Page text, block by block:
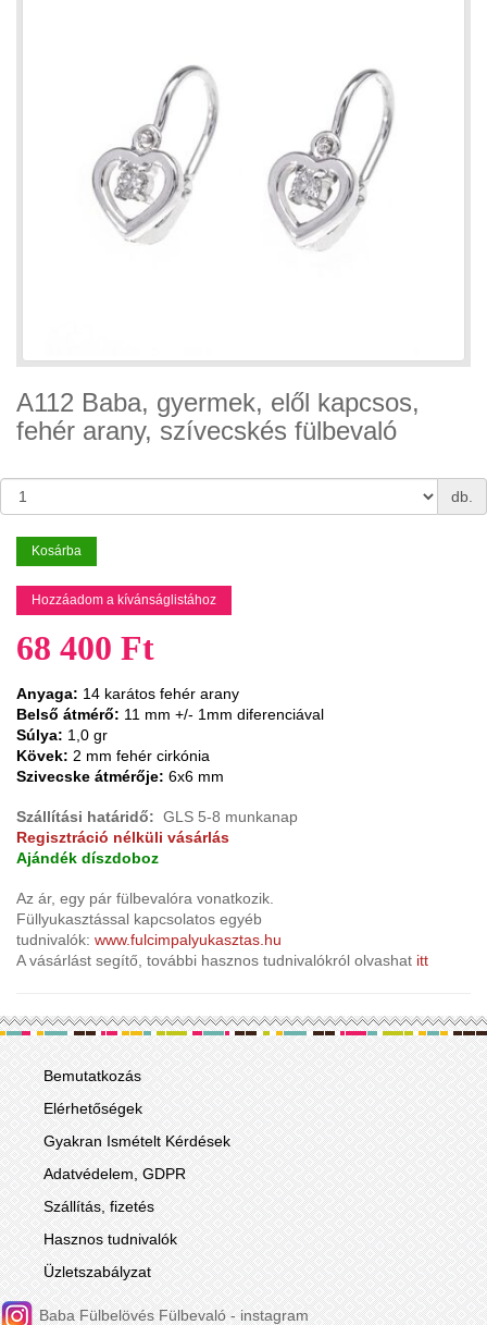
A112 Baba, gyermek, elől kapcsos,
fehér arany, szívecskés fülbevaló
db.
Kosárba
Hozzáadom a kívánságlistához
68 400 Ft
Anyaga: 14 karátos fehér arany
Belső átmérő: 11 mm +/- 1mm diferenciával
Súlya: 1,0 gr
Kövek: 2 mm fehér cirkónia
Szivecske átmérője: 6x6 mm
Szállítási határidő: GLS 5-8 munkanap
Regisztráció nélküli vásárlás
Ajándék díszdoboz
Az ár, egy pár fülbevalóra vonatkozik.
Füllyukasztással kapcsolatos egyéb
tudnivalók: www.fulcimpalyukasztas.hu
A vásárlást segítő, további hasznos tudnivalókról olvashat itt
Bemutatkozás
Elérhetőségek
Gyakran Ismételt Kérdések
Adatvédelem, GDPR
Szállítás, fizetés
Hasznos tudnivalók
Üzletszabályzat
Baba Fülbelövés Fülbevaló - instagram